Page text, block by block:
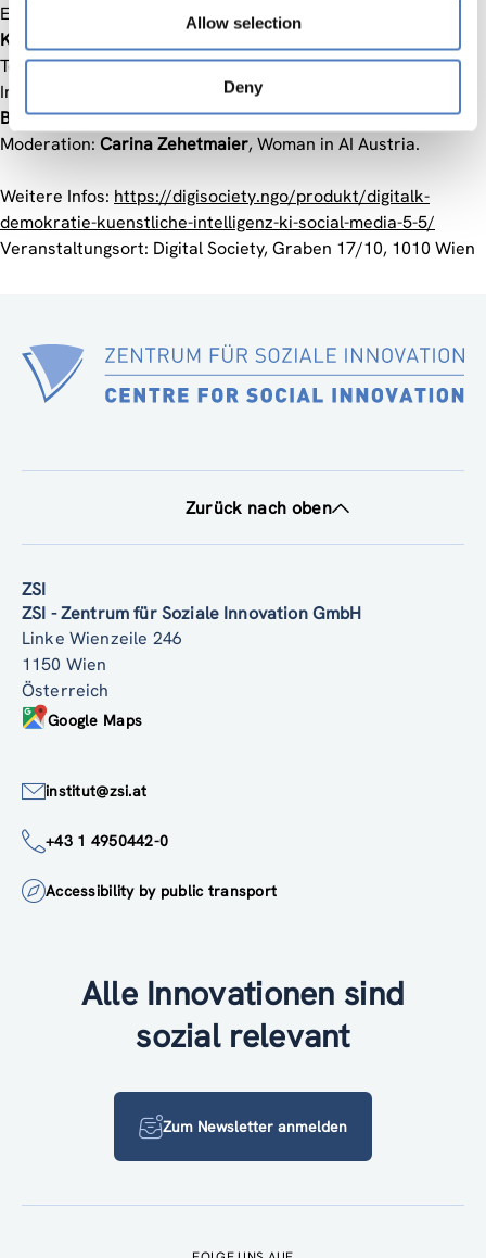
Allow selection
Deny
Es diskutieren:
Katja Maye
Technikforschung Universität Wien und Zentrum Soziale
Innovation ZSI.
Barbara Wimmer, futurzone.
Moderation: Carina Zehetmaier, Woman in AI Austria.
Weitere Infos: https://digisociety.ngo/produkt/digitalk-
demokratie-kuenstliche-intelligenz-ki-social-media-5-5/
Veranstaltungsort: Digital Society, Graben 17/10, 1010 Wien
Zurück nach oben
ZSI
ZSI - Zentrum für Soziale Innovation GmbH
Linke Wienzeile 246
1150 Wien
Österreich
Google Maps
institut@zsi.at
+43 1 4950442-0
Accessibility by public transport
Alle Innovationen sind
sozial relevant
Zum Newsletter anmelden